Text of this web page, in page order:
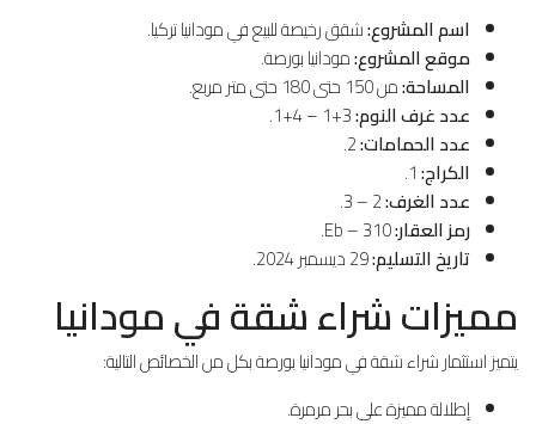
اسم المشروع:شقق رخيصة للبيع في مودانيا تركيا.
موقع المشروع:مودانيا بورصة.
المساحة:من 150 حتى 180 حتى متر مربع.
عدد غرف النوم:3+1 – 4+1.
عدد الحمامات:
الكراج:
عدد الغرف:
رمز العقار:
تاريخ التسليم:
مميزات شراء شقة في مودانيا
يتميز استثمار شراء شقة في مودانيا بورصة بكل من الخصائص التالية:
إطلالة مميزة على بحر مرمرة.